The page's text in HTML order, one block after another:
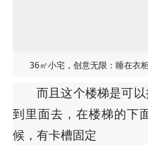
36㎡小宅，创意无限：睡在衣
而且这个楼梯是可
到里面去，在楼梯的下
候，有卡槽固定